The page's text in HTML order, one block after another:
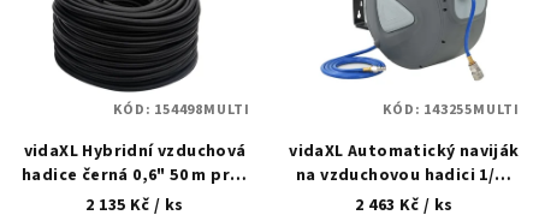
o
d
vidaXL Hybridní vzduchová
hadice černá 0,6" 50 m pryž
a PVC
2 135 Kč / ks
KÓD: 154498MULTI
vidaXL Automatický naviják
na vzduchovou hadici 1/4"
20 m
2 463 Kč / ks
KÓD: 143255MULTI